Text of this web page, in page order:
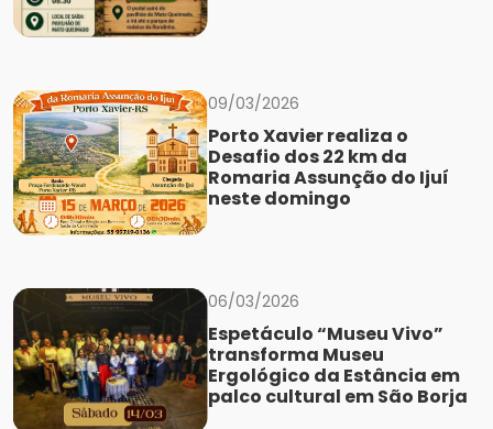
09/03/2026
Porto Xavier realiza o
Desafio dos 22 km da
Romaria Assunção do Ijuí
neste domingo
06/03/2026
Espetáculo “Museu Vivo”
transforma Museu
Ergológico da Estância em
palco cultural em São Borja